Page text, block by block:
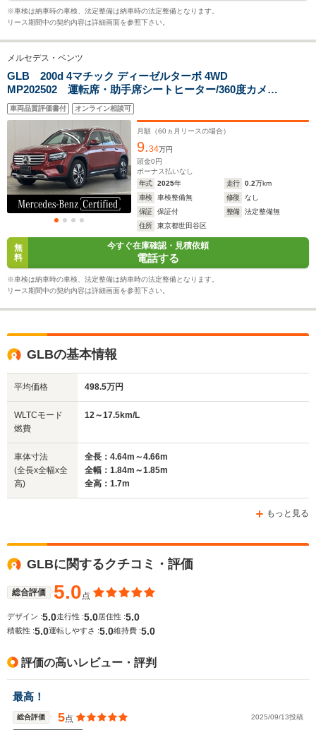
駆動方式
20.1km/L 19.0km/L 13.3km/L
※車検は納車時の車検、法定整備は納車時の法定整備となります。
リース期間中の契約内容は詳細画面を参照下さい。
メルセデス・ベンツ
GLB 200d 4マチック ディーゼルターボ 4WD
MP202502 運転席・助手席シートヒーター/360度カメラ/
デジタルコックピットディスプレイ/アクティブパーキン
グアシスト/ドライビングアシスタンスパッケージ/アンビ
エントライト64色/純正ドライブレコーダー
車両品質評価書付 オンライン相談可
月額（60 ヵ月リースの場合）
9.34万円
頭金0円
ボーナス払いなし
年式
2025年 走行 0.2万km
車検
車検整備無 修復
なし
保証
保証付 整備
法定整備無
住所
東京都世田谷区
無
料
今すぐ在庫確認・見積依頼
電話する
※車検は納車時の車検、法定整備は納車時の法定整備となります。
リース期間中の契約内容は詳細画面を参照下さい。
GLBの基本情報
平均価格 498.5万円
WLTCモード
燃費
12～17.5km/L
車体寸法
(全長x全幅x全
高)
全長：4.64m～4.66m
全幅：1.84m～1.85m
全高：1.7m
もっと見る
GLBに関するクチコミ・評価
総合評価 5.0点
デザイン :5.0走行性 :5.0居住性 :5.0
積載性 :5.0運転しやすさ :5.0維持費 :5.0
評価の高いレビュー・評判
最高！
総合評価 5点 2025/09/13投稿